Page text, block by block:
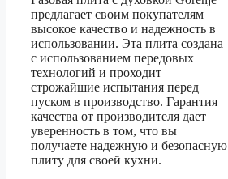
предлагает своим покупателям
высокое качество и надежность в
использовании. Эта плита создана
с использованием передовых
технологий и проходит
строжайшие испытания перед
пуском в производство. Гарантия
качества от производителя дает
уверенность в том, что вы
получаете надежную и безопасную
плиту для своей кухни.